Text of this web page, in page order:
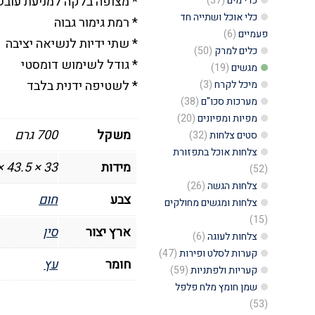
כלי אוכל ושתייה חד
פעמיים(6)
כלים למרק (50)
מגשים(19)
מיכל לקרח(3)
מערכות סכו"ם(38)
מפיות ומפיונים(20)
סטים צלחות(32)
צלחות אוכל בתפזורת
(52)
צלחות הגשה(26)
צלחות ומגשים מחולקים
(15)
צלחות לעוגה(6)
קערות לסלט ופירות(47)
קעריות ולפתניות(59)
שמן חומץ מלח פלפל
(53)
* רמת גימור גבוה
* שתי ידיות לנשיאה יציבה
* גודל לשימוש דומסטי
* לשטיפה ידנית בלבד
משקל
700 גרם
מידות
33 × 43.5 × 7.5 סנטימטרים
צבע
חום
ארץ יצור
סין
חומר
עץ